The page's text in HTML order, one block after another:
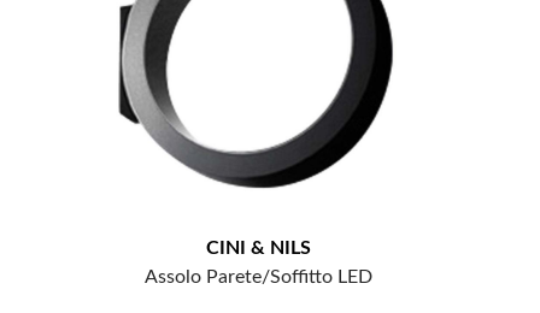
CINI & NILS
Assolo Parete/Soffitto LED